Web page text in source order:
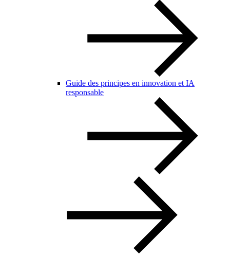
Guide des principes en innovation et IA
responsable